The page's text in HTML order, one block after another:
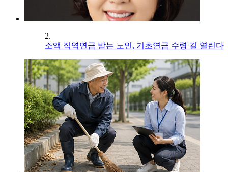
2.
소액 직역연금 받는 노인, 기초연금 수령 길 열린다